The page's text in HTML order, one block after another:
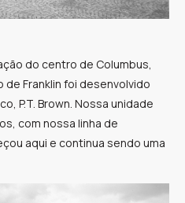
do centro de Columbus,
de Franklin foi desenvolvido
P.T. Brown. Nossa unidade
com nossa linha de
aqui e continua sendo uma